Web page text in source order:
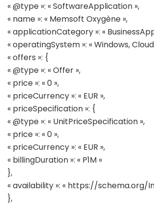
« @type »: « SoftwareApplication »,
« name »: « Memsoft Oxygène »,
« applicationCategory »: «
« operatingSystem »: « Windows, Cloud
« offers »: {
« @type »: « Offer »,
« price »: « 0 »,
« priceCurrency »: « EUR »,
« priceSpecification »: {
« @type »: « UnitPriceSpecification »,
« price »: « 0 »,
« priceCurrency »: « EUR »,
« billingDuration »: « P1M »
},
« availability »: « https://schema.org/
},